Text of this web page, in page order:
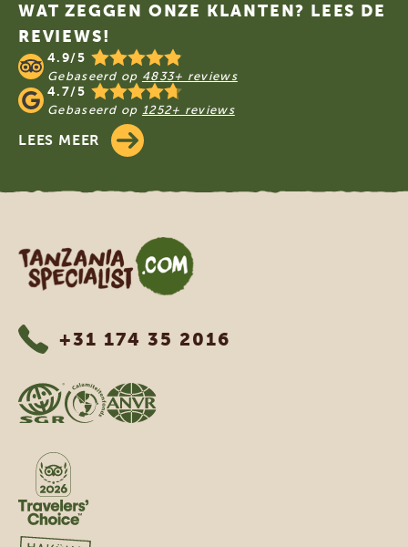
WAT ZEGGEN ONZE KLANTEN? LEES DE
REVIEWS!
4.9/5
Gebaseerd op 4833+ reviews
4.7/5
Gebaseerd op 1252+ reviews
LEES MEER
Tanzania Specialist
+31 174 35 2016